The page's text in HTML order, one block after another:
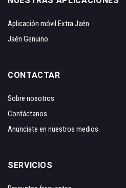
Aplicación móvil Extra Jaén
Jaén Genuino
CONTACTAR
Sobre nosotros
Contáctanos
Anunciate en nuestros medios
SERVICIOS